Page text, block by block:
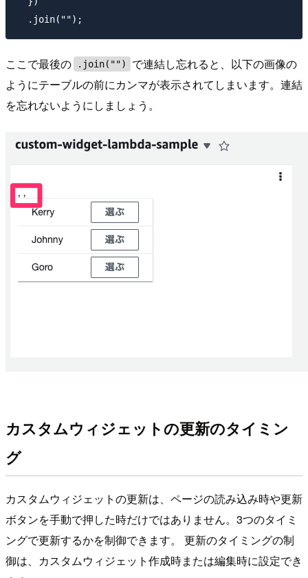
ここで最後の .join("")
で連結し忘れると、以下の画像の
ようにテーブルの前にカンマが表示されてしまいます。連結
を忘れないようにしましょう。
カスタムウィジェットの更新のタイミン
グ
カスタムウィジェットの更新は、ページの読み込み時や更新
ボタンを手動で押した時だけではありません。3つのタイミ
ングで更新するかを制御できます。 更新のタイミングの制
御は、カスタムウィジェット作成時または編集時に設定でき